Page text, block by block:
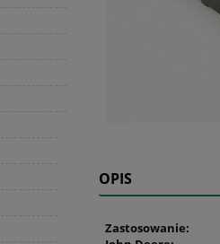
OPIS
Zastosowanie: